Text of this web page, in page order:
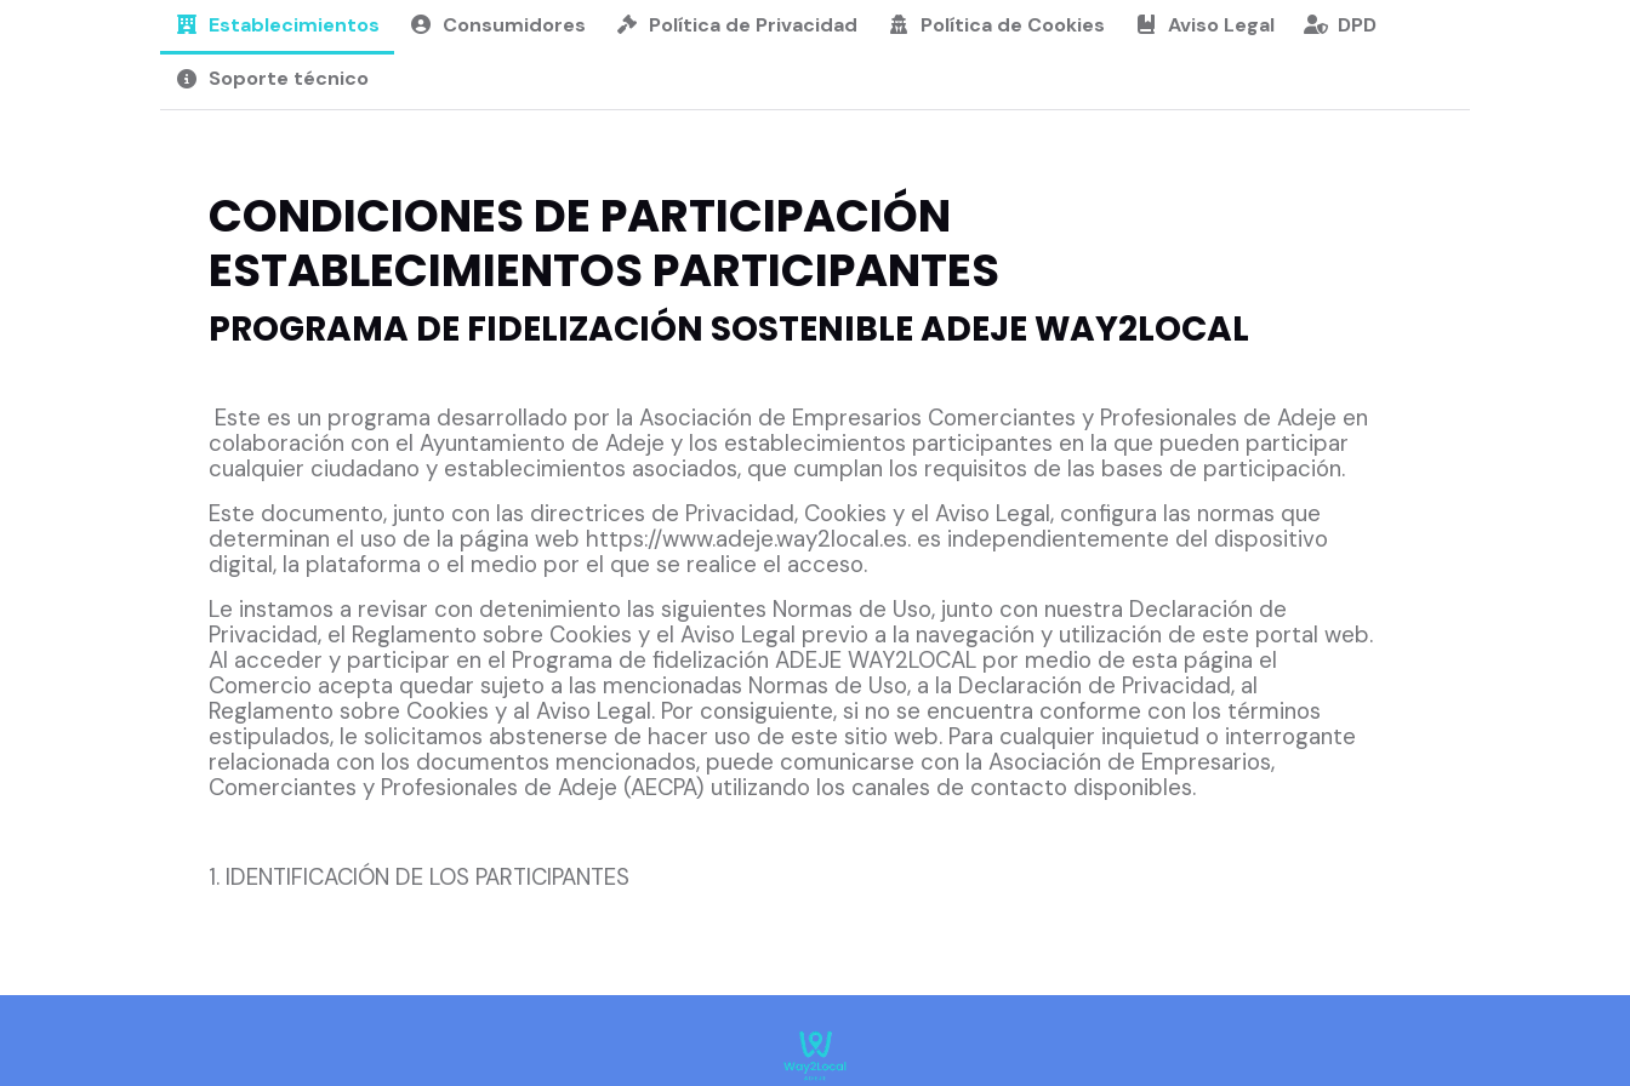
Establecimientos Consumidores Política de Privacidad Política de Cookies Aviso Legal DPD
Soporte técnico
CONDICIONES DE PARTICIPACIÓN
ESTABLECIMIENTOS PARTICIPANTES
PROGRAMA DE FIDELIZACIÓN SOSTENIBLE ADEJE WAY2LOCAL
Este es un programa desarrollado por la Asociación de Empresarios Comerciantes y Profesionales de Adeje en
colaboración con el Ayuntamiento de Adeje y los establecimientos participantes en la que pueden participar
cualquier ciudadano y establecimientos asociados, que cumplan los requisitos de las bases de participación.
Este documento, junto con las directrices de Privacidad, Cookies y el Aviso Legal, configura las normas que
determinan el uso de la página web https://www.adeje.way2local.es. es independientemente del dispositivo
digital, la plataforma o el medio por el que se realice el acceso.
Le instamos a revisar con detenimiento las siguientes Normas de Uso, junto con nuestra Declaración de
Privacidad, el Reglamento sobre Cookies y el Aviso Legal previo a la navegación y utilización de este portal web.
Al acceder y participar en el Programa de fidelización ADEJE WAY2LOCAL por medio de esta página el
Comercio acepta quedar sujeto a las mencionadas Normas de Uso, a la Declaración de Privacidad, al
Reglamento sobre Cookies y al Aviso Legal. Por consiguiente, si no se encuentra conforme con los términos
estipulados, le solicitamos abstenerse de hacer uso de este sitio web. Para cualquier inquietud o interrogante
relacionada con los documentos mencionados, puede comunicarse con la Asociación de Empresarios,
Comerciantes y Profesionales de Adeje (AECPA) utilizando los canales de contacto disponibles.
1. IDENTIFICACIÓN DE LOS PARTICIPANTES
Asociación de Empresarios, Comerciantes y Profesionales de Adeje (AECPA) con CIF: G38393237